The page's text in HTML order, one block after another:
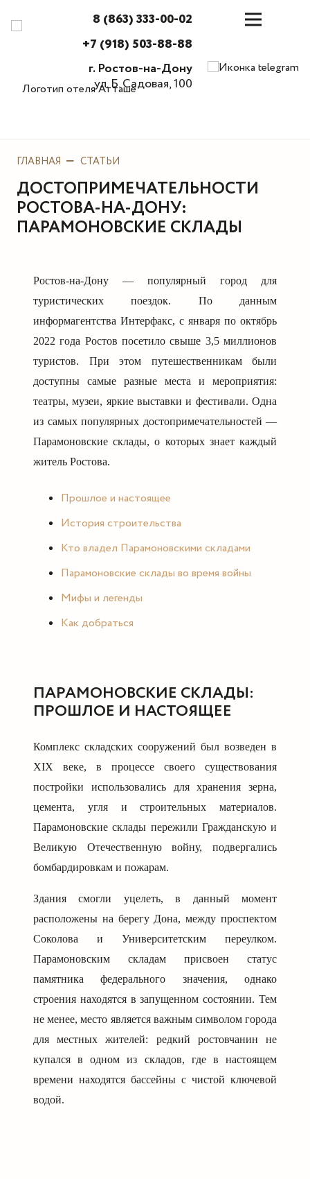
8 (863) 333-00-02
+7 (918) 503-88-88
г. Ростов-на-Дону
ул. Б. Садовая, 100
ГЛАВНАЯ СТАТЬИ
ДОСТОПРИМЕЧАТЕЛЬНОСТИ
РОСТОВА-НА-ДОНУ:
ПАРАМОНОВСКИЕ СКЛАДЫ
Ростов-на-Дону — популярный город для
туристических поездок. По данным
информагентства Интерфакс, с января по октябрь
2022 года Ростов посетило свыше 3,5 миллионов
туристов. При этом путешественникам были
доступны самые разные места и мероприятия:
театры, музеи, яркие выставки и фестивали. Одна
из самых популярных достопримечательностей —
Парамоновские склады, о которых знает каждый
житель Ростова.
Прошлое и настоящее
История строительства
Кто владел Парамоновскими складами
Парамоновские склады во время войны
Мифы и легенды
Как добраться
ПАРАМОНОВСКИЕ СКЛАДЫ:
ПРОШЛОЕ И НАСТОЯЩЕЕ
Комплекс складских сооружений был возведен в
XIX веке, в процессе своего существования
постройки использовались для хранения зерна,
цемента, угля и строительных материалов.
Парамоновские склады пережили Гражданскую и
Великую Отечественную войну, подвергались
бомбардировкам и пожарам.
Здания смогли уцелеть, в данный момент
расположены на берегу Дона, между проспектом
Соколова и Университетским переулком.
Парамоновским складам присвоен статус
памятника федерального значения, однако
строения находятся в запущенном состоянии. Тем
не менее, место является важным символом города
для местных жителей: редкий ростовчанин не
купался в одном из складов, где в настоящем
времени находятся бассейны с чистой ключевой
водой.